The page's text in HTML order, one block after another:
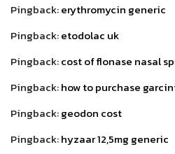
Pingback:erythromycin generic
Pingback:etodolac uk
Pingback:cost of flonase nasal
Pingback:how to purchase
Pingback:geodon cost
Pingback:hyzaar 12,5mg generic